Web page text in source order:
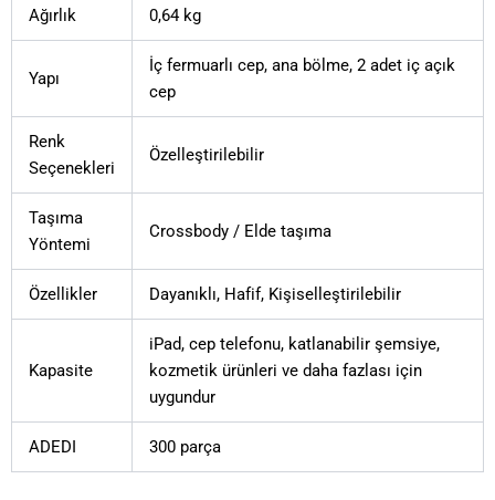
Ağırlık 0,64 kg
Yapı
İç fermuarlı cep, ana bölme, 2 adet iç açık
cep
Renk
Seçenekleri
Özelleştirilebilir
Taşıma
Yöntemi
Crossbody / Elde taşıma
Özellikler Dayanıklı, Hafif, Kişiselleştirilebilir
Kapasite
iPad, cep telefonu, katlanabilir şemsiye,
kozmetik ürünleri ve daha fazlası için
uygundur
ADEDI 300 parça